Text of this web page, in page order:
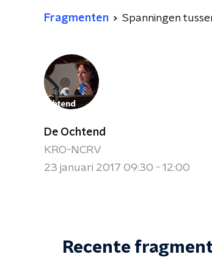
Fragmenten Spanningen
De Ochtend
KRO-NCRV
23 januari 2017 09:30 - 12:00
Recente